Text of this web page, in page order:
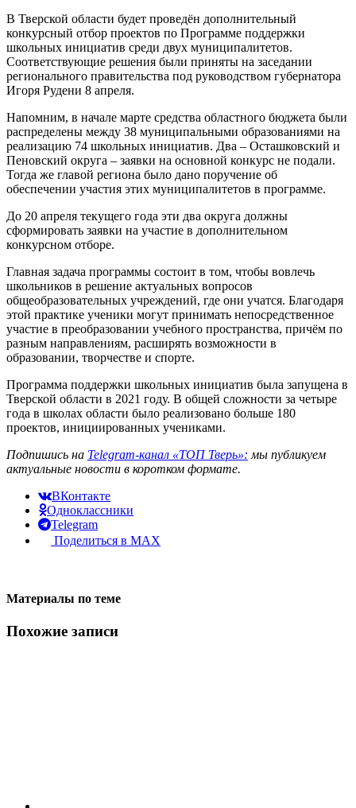
В Тверской области будет проведён дополнительный
конкурсный отбор проектов по Программе поддержки
школьных инициатив среди двух муниципалитетов.
Соответствующие решения были приняты на заседании
регионального правительства под руководством губернатора
Игоря Рудени 8 апреля.
Напомним, в начале марте средства областного бюджета были
распределены между 38 муниципальными образованиями на
реализацию 74 школьных инициатив. Два – Осташковский и
Пеновский округа – заявки на основной конкурс не подали.
Тогда же главой региона было дано поручение об
обеспечении участия этих муниципалитетов в программе.
До 20 апреля текущего года эти два округа должны
сформировать заявки на участие в дополнительном
конкурсном отборе.
Главная задача программы состоит в том, чтобы вовлечь
школьников в решение актуальных вопросов
общеобразовательных учреждений, где они учатся. Благодаря
этой практике ученики могут принимать непосредственное
участие в преобразовании учебного пространства, причём по
разным направлениям, расширять возможности в
образовании, творчестве и спорте.
Программа поддержки школьных инициатив была запущена в
Тверской области в 2021 году. В общей сложности за четыре
года в школах области было реализовано больше 180
проектов, инициированных учениками.
Подпишись на Telegram-канал «ТОП Тверь»: мы публикуем
актуальные новости в коротком формате.
ВКонтакте
Одноклассники
Telegram
Поделиться в MAX
Материалы по теме
Похожие записи